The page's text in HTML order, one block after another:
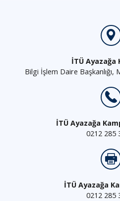
İTÜ Ayazağa
Bilgi İşlem Daire Başkanlığı,
İTÜ Ayazağa
0212 285
İTÜ Ayazağa
0212 285